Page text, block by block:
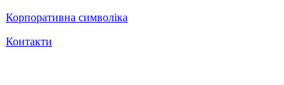
Корпоративна символіка
Контакти